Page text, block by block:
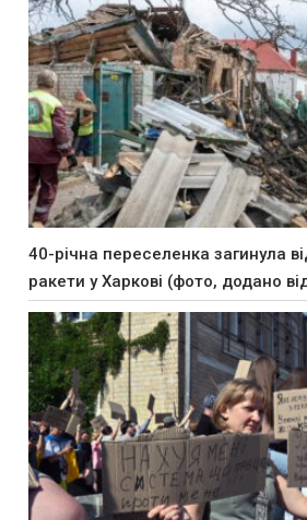
40-річна переселенка загинула
ракети у Харкові (фото, додано